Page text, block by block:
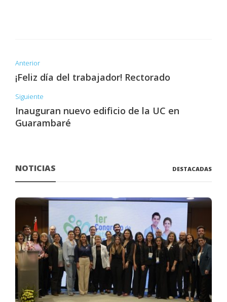
Anterior
¡Feliz día del trabajador! Rectorado
Siguiente
Inauguran nuevo edificio de la UC en
Guarambaré
NOTICIAS DESTACADAS